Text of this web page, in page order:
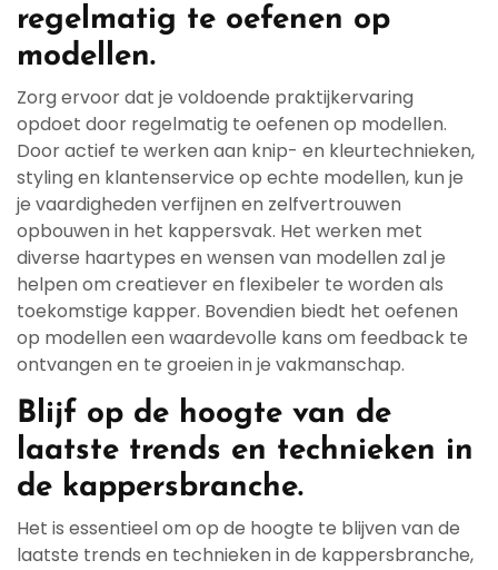
regelmatig te oefenen op
modellen.
Zorg ervoor dat je voldoende praktijkervaring
opdoet door regelmatig te oefenen op modellen.
Door actief te werken aan knip- en kleurtechnieken,
styling en klantenservice op echte modellen, kun je
je vaardigheden verfijnen en zelfvertrouwen
opbouwen in het kappersvak. Het werken met
diverse haartypes en wensen van modellen zal je
helpen om creatiever en flexibeler te worden als
toekomstige kapper. Bovendien biedt het oefenen
op modellen een waardevolle kans om feedback te
ontvangen en te groeien in je vakmanschap.
Blijf op de hoogte van de
laatste trends en technieken in
de kappersbranche.
Het is essentieel om op de hoogte te blijven van de
laatste trends en technieken in de kappersbranche,